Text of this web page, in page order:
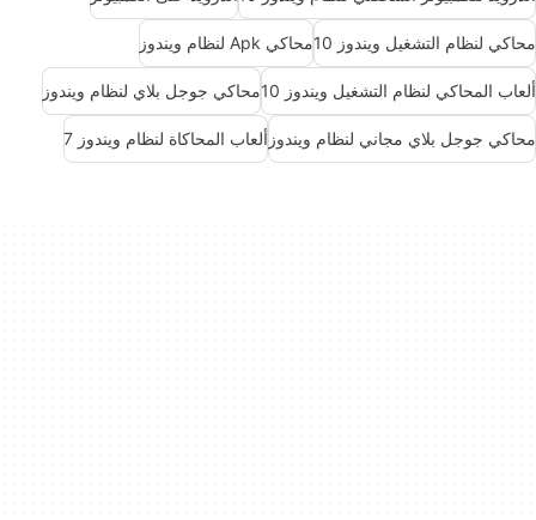
محاكي لنظام التشغيل ويندوز 10 محاكي Apk لنظام ويندوز
ألعاب المحاكي لنظام التشغيل ويندوز 10 محاكي جوجل بلاي لنظام ويندوز
محاكي جوجل بلاي مجاني لنظام ويندوز ألعاب المحاكاة لنظام ويندوز 7